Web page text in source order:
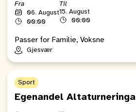
Fra
06. August
00:00
Til
15. August
00:00
Passer for Familie, Voksne
Gjesvær
Sport
Egenandel Altaturneringa